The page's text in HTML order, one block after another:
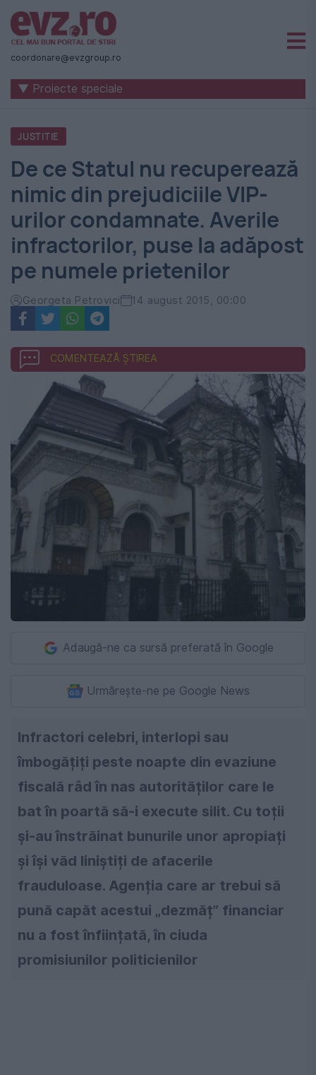
Știri
naționale
internaționale
România
-
Evenimentul
Zilei
coordonare@evzgroup.ro
▼ Proiecte speciale
JUSTITIE
De ce Statul nu recuperează
nimic din prejudiciile VIP-
urilor condamnate. Averile
infractorilor, puse la adăpost
pe numele prietenilor
Georgeta Petrovici 14 august 2015, 00:00
COMENTEAZĂ ȘTIREA
Adaugă-ne ca sursă preferată în Google
Urmărește-ne pe Google News
Infractori celebri, interlopi sau
îmbogățiți peste noapte din evaziune
fiscală râd în nas autorităților care le
bat în poartă să-i execute silit. Cu toții
și-au înstrăinat bunurile unor apropiați
și își văd liniștiți de afacerile
frauduloase. Agenția care ar trebui să
pună capăt acestui „dezmăț” financiar
nu a fost înființată, în ciuda
promisiunilor politicienilor